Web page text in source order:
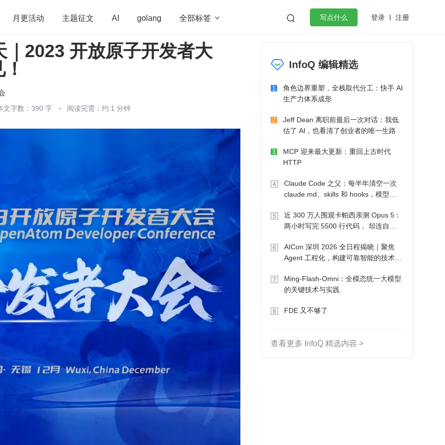
月更活动 主题征文 AI golang 全部标签   写点什么 登录 注册
算法 学习方法 Web3.0 高效工作
员 微服务架构 flutter
｜2023 开放原子开发者大
文字数：390 字 阅读完需：约 1 分钟
InfoQ 编辑精选
1
角色边界重塑，全栈取代分工：快手 AI
生产力体系成形
2
Jeff Dean 离职前最后一次对话：我低
估了 AI，也看清了创业者的唯一生路
3
MCP 迎来最大更新：重回上古时代
HTTP
4
Claude Code 之父：每半年清空一次
claude.md、skills 和 hooks，模型自
5
近 300 万人围观卡帕西亲测 Opus 5：
两小时写完 5500 行代码， 却连自己
6
AICon 深圳 2026 全日程揭晓｜聚焦
Agent 工程化，构建可靠智能的技术路
7
Ming-Flash-Omni：全模态统一大模型
的关键技术与实践
8 FDE 又不够了
查看更多 InfoQ 精选内容 >